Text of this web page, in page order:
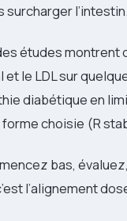
surcharger l’intestin.
études montrent
le LDL sur
diabétique en
choisie (R
bas,
l’alignement